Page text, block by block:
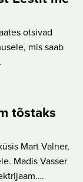
otsivad
mis saab
tõstaks
Mart Valner,
Madis Vasser